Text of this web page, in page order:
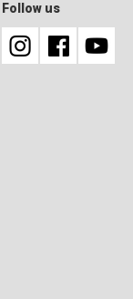
Follow us